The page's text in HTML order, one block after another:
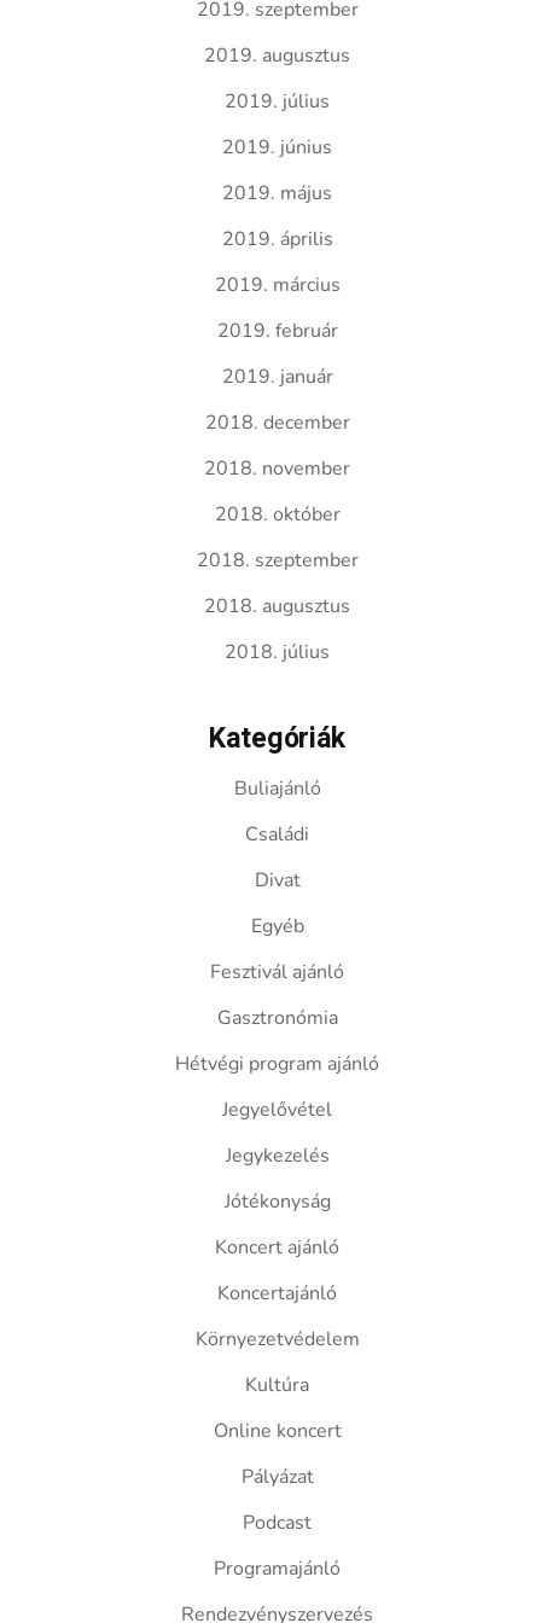
2019. szeptember
2019. augusztus
2019. július
2019. június
2019. május
2019. április
2019. március
2019. február
2019. január
2018. december
2018. november
2018. október
2018. szeptember
2018. augusztus
2018. július
Kategóriák
Buliajánló
Családi
Divat
Egyéb
Fesztivál ajánló
Gasztronómia
Hétvégi program ajánló
Jegyelővétel
Jegykezelés
Jótékonyság
Koncert ajánló
Koncertajánló
Környezetvédelem
Kultúra
Online koncert
Pályázat
Podcast
Programajánló
Rendezvényszervezés